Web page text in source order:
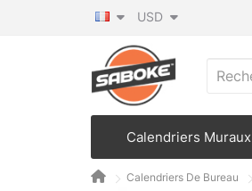
USD
Calendriers Muraux
Calendriers De Bureau